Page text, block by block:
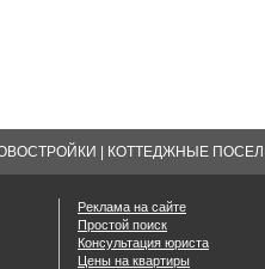
КОТТЕДЖНЫЕ
Реклама на сайте
Простой поиск
Консультация юриста
Цены на квартиры